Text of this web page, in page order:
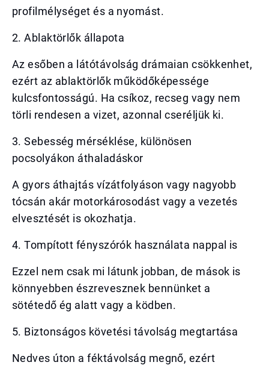
profilmélységet és a nyomást.
2. Ablaktörlők állapota
Az esőben a látótávolság drámaian csökkenhet,
ezért az ablaktörlők működőképessége
kulcsfontosságú. Ha csíkoz, recseg vagy nem
törli rendesen a vizet, azonnal cseréljük ki.
3. Sebesség mérséklése, különösen
pocsolyákon áthaladáskor
A gyors áthajtás vízátfolyáson vagy nagyobb
tócsán akár motorkárosodást vagy a vezetés
elvesztését is okozhatja.
4. Tompított fényszórók használata nappal is
Ezzel nem csak mi látunk jobban, de mások is
könnyebben észrevesznek bennünket a
sötétedő ég alatt vagy a ködben.
5. Biztonságos követési távolság megtartása
Nedves úton a féktávolság megnő, ezért